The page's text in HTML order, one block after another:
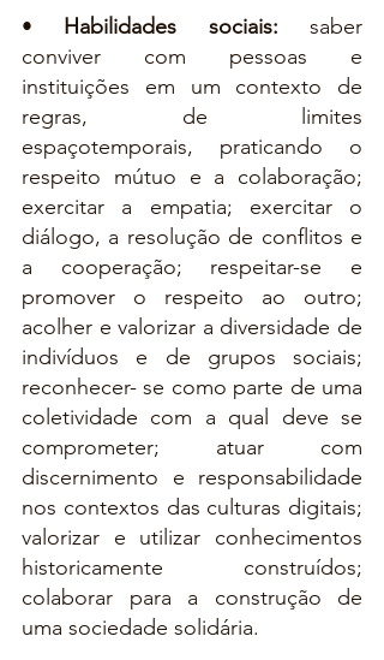
• Habilidades sociais: saber
conviver com pessoas e
instituições em um contexto de
regras, de limites
espaçotemporais, praticando o
respeito mútuo e a colaboração;
exercitar a empatia; exercitar o
diálogo, a resolução de conflitos e
a cooperação; respeitar-se e
promover o respeito ao outro;
acolher e valorizar a diversidade de
indivíduos e de grupos sociais;
reconhecer- se como parte de uma
coletividade com a qual deve se
comprometer; atuar com
discernimento e responsabilidade
nos contextos das culturas digitais;
valorizar e utilizar conhecimentos
historicamente construídos;
colaborar para a construção de
uma sociedade solidária.